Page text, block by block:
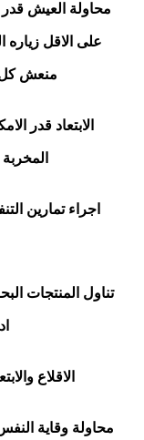
محاولة العيش قدر
على الاقل زياره
منعش كل
الابتعاد قدر
اجراء تمارين
تناول المنتجات
الاقلاع
محاولة وقاية